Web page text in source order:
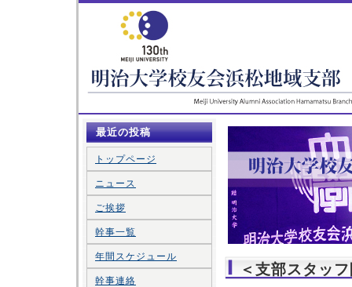
最近の投稿
トップページ
ニュース
ご挨拶
幹事一覧
年間スケジュール
幹事連絡
＜支部スタッ